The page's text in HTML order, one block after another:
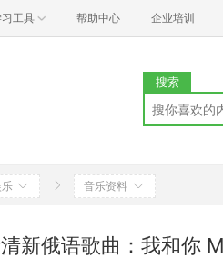
工具 帮助中心 企业培训
搜索
音乐资料
新俄语歌曲：我和你